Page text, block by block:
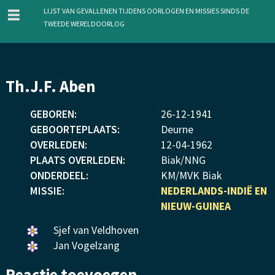
en
inhoud
menu
Lijst van gevallenen tijdens oorlogen en missies sinds de
Tweede Wereldoorlog
Th.J.F. Aben
GEBOREN: 26-12-1941
GEBOORTEPLAATS:
Deurne
OVERLEDEN:
12-04-1962
PLAATS OVERLEDEN:
Biak/NNG
ONDERDEEL:
KM/MVK Biak
MISSIE:
NEDERLANDS-INDIË EN
NIEUW-GUINEA
Een
bloemetje
Sjef van Veldhoven
Een
Jan Vogelzang